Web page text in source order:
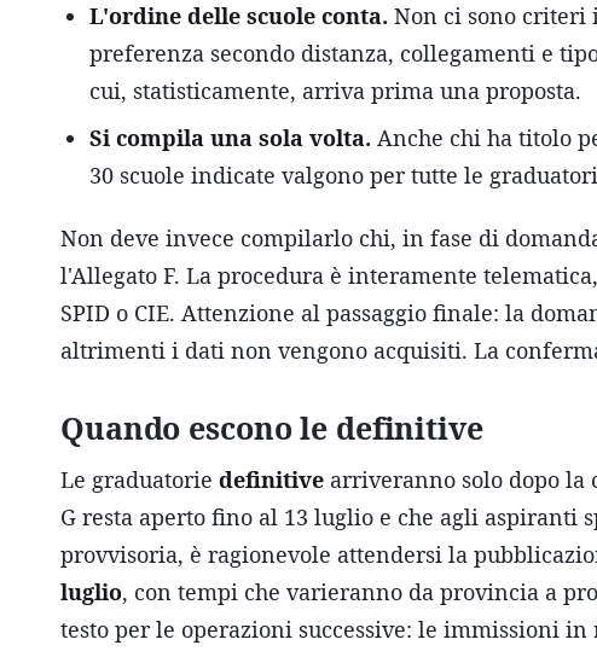
L'ordine delle scuole conta. Non ci sono criteri
preferenza secondo distanza, collegamenti e
cui, statisticamente, arriva prima una proposta.
Si compila una sola volta. Anche chi ha titolo
30 scuole indicate valgono per tutte le
Non deve invece compilarlo chi, in fase di
l'Allegato F. La procedura è interamente
SPID o CIE. Attenzione al passaggio finale: la
altrimenti i dati non vengono acquisiti. La
Quando escono le definitive
Le graduatorie definitive arriveranno solo dopo la
G resta aperto fino al 13 luglio e che agli aspiranti
provvisoria, è ragionevole attendersi la
luglio, con tempi che varieranno da provincia a
testo per le operazioni successive: le immissioni